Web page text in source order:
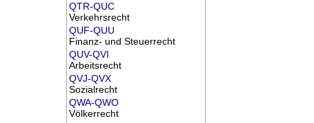
QTR-QUC
Verkehrsrecht
QUF-QUU
Finanz- und Steuerrecht
QUV-QVI
Arbeitsrecht
QVJ-QVX
Sozialrecht
QWA-QWO
Völkerrecht